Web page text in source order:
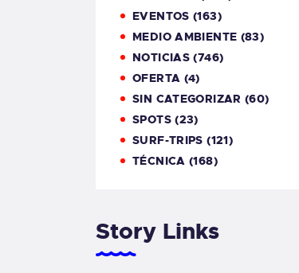
EVENTOS (163)
MEDIO AMBIENTE (83)
NOTICIAS (746)
OFERTA (4)
SIN CATEGORIZAR (60)
SPOTS(23)
SURF-TRIPS (121)
TÉCNICA (168)
Story Links